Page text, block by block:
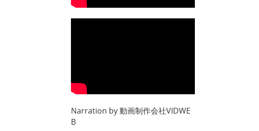
Narration by動画制作会社VIDWE
B